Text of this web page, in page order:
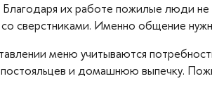
их работе пожилые люди
сверстниками. Именно общение
меню учитываются
и домашнюю выпечку.